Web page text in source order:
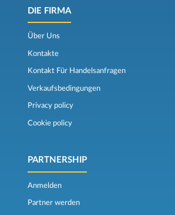
DIE FIRMA
Über Uns
Kontakte
Kontakt Für Handelsanfragen
Verkaufsbedingungen
Privacy policy
Cookie policy
PARTNERSHIP
Anmelden
Partner werden